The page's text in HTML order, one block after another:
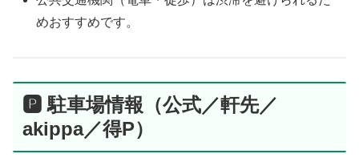
めおすすめです。
🅿️ 駐車場情報（公式／軒先／
akippa／得P）